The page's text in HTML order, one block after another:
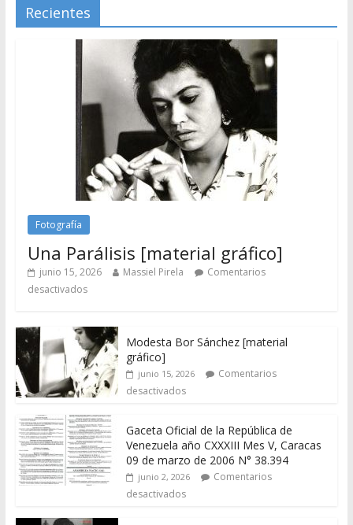
Recientes
Fotografía
Una Parálisis [material gráfico]
junio 15, 2026 Massiel Pirela
Comentarios
desactivados
Modesta Bor Sánchez [material
gráfico]
junio 15, 2026
Comentarios
desactivados
Gaceta Oficial de la República de
Venezuela año CXXXIII Mes V, Caracas
09 de marzo de 2006 N° 38.394
junio 2, 2026
Comentarios
desactivados